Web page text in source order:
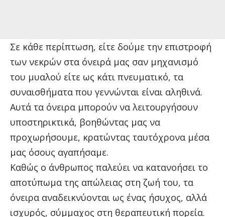
Σε κάθε περίπτωση, είτε δούμε την επιστροφή
των νεκρών στα όνειρά μας σαν μηχανισμό
του μυαλού είτε ως κάτι πνευματικό, τα
συναισθήματα που γεννώνται είναι αληθινά.
Αυτά τα όνειρα μπορούν να λειτουργήσουν
υποστηρικτικά, βοηθώντας μας να
προχωρήσουμε, κρατώντας ταυτόχρονα μέσα
μας όσους αγαπήσαμε.
Καθώς ο άνθρωπος παλεύει να κατανοήσει το
αποτύπωμα της απώλειας στη ζωή του, τα
όνειρα αναδεικνύονται ως ένας ήσυχος, αλλά
ισχυρός, σύμμαχος στη θεραπευτική πορεία.